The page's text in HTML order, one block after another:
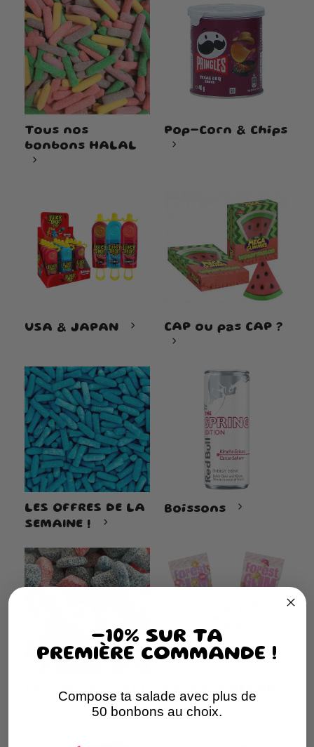
Tous nos
bonbons HALAL
Pop-Corn & Chips
USA & JAPAN CAP ou pas CAP ?
LES OFFRES DE LA
SEMAINE !
Boissons
Les nouveautés ! Bonbons VEGAN
-10% SUR TA
PREMIÈRE COMMANDE !
Compose ta salade avec plus de
50 bonbons au choix.